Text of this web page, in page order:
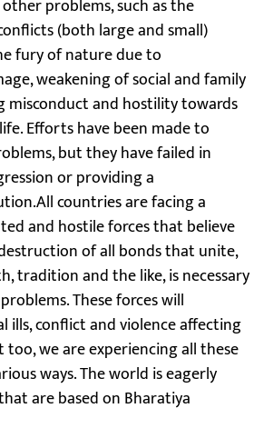
problems, such as the
(both large and small)
fury of nature due to
weakening of social and family
misconduct and hostility towards
Efforts have been made to
but they have failed in
or providing a
countries are facing a
and hostile forces that believe
of all bonds that unite,
tradition and the like, is necessary
These forces will
ills, conflict and violence affecting
we are experiencing all these
ways. The world is eagerly
are based on Bharatiya